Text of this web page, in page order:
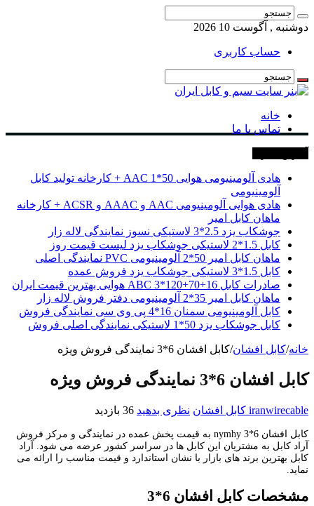
دوشنبه , آگوست 10 2026
حساب کاربری
خانه
تماس با ما
هادی آلومینیومی هوایی 50*1 AAC + کارخانه تولید کابل
آلومینیومی
هادی هوایی آلومینیومی AAC و AAAC و ACSR + کارخانه
ماهان کابل امیر
جوشکاب یزد 2.5*3 لاستیکی نسوز نمایندگی لاله زار
کابل 1.5*2 لاستیکی جوشکاب یزد لیست قیمت روز
ماهان کابل امیر 50*2 آلومینیومی PVC نمایندگی اصلی
کابل 1.5*3 لاستیکی جوشکاب یزد فروش عمده
صادرات کابل 16+70+120*3 ABC هوایی بهترین قیمت ایران
ماهان کابل امیر 35*2 آلومینیومی دفتر فروش لاله زار
کابل آلومینیومی سمنان 16*4 پی وی سی نمایندگی فروش
کابل جوشکاب یزد 50*1 لاستیکی نمایندگی اصلی فروش
خانه/کابل افشان/کابل افشان 6*3 نمایندگی فروش ویژه
کابل افشان 6*3 نمایندگی فروش ویژه
iranwirecable کابل افشان نظری بدهید 36 بازدید
کابل افشان 6*3 nymhy به قیمت پخش عمده در نمایندگی و مرکز فروش
آراد کابل به مشتریان این کابل ها در سراسر کشور عرضه می شود. آراد
کابل بهترین برند های بازار با نشان استاندارد و قیمت مناسب را ارائه می
نماید.
مشخصات کابل افشان 6*3